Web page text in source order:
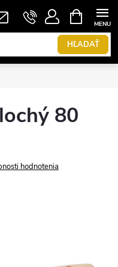
HĽADAŤ
KOŠÍK
80
hodnotenia